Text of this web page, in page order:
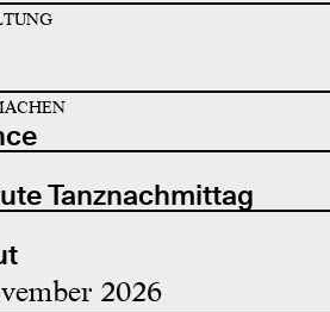
Tanznachmittag
2026